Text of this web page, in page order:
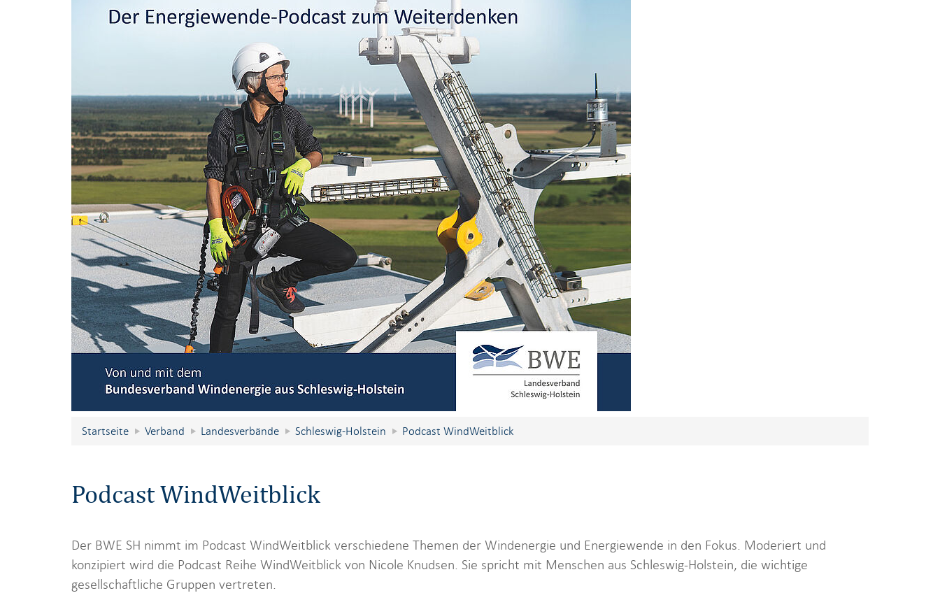
Startseite Verband Landesverbände Schleswig-Holstein Podcast WindWeitblick
Podcast WindWeitblick
Der BWE SH nimmt im Podcast WindWeitblick verschiedene Themen der Windenergie und Energiewende in den Fokus. Moderiert und
konzipiert wird die Podcast Reihe WindWeitblick von Nicole Knudsen. Sie spricht mit Menschen aus Schleswig-Holstein, die wichtige
gesellschaftliche Gruppen vertreten.